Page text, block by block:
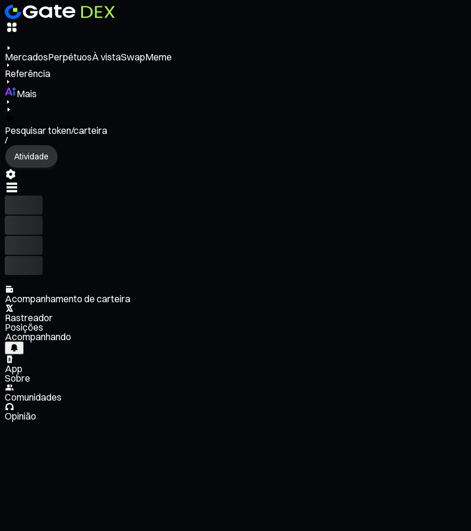
MercadosPerpétuosÀ vistaSwapMeme
Referência
Mais
Pesquisar token/carteira
/
Atividade
Acompanhamento de carteira
Rastreador
Posições
Acompanhando
App
Sobre
Comunidades
Opinião